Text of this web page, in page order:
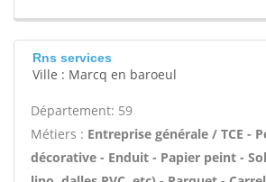
Rns services
Ville : Marcq en baroeul
Département: 59
Métiers : Entreprise générale / TCE -
décorative - Enduit - Papier peint -